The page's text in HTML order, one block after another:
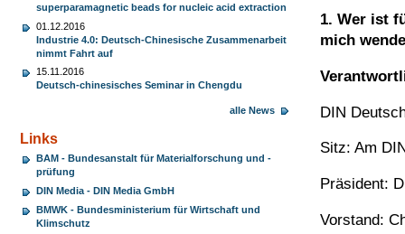
superparamagnetic beads for nucleic acid extraction
01.12.2016
Industrie 4.0: Deutsch-Chinesische Zusammenarbeit
nimmt Fahrt auf
15.11.2016
Deutsch-chinesisches Seminar in Chengdu
alle News
Links
BAM - Bundesanstalt für Materialforschung und -
prüfung
DIN Media - DIN Media GmbH
BMWK - Bundesministerium für Wirtschaft und
Klimschutz
1. Wer ist
mich
DIN
Sitz: Am
Präsident:
Vorstand: